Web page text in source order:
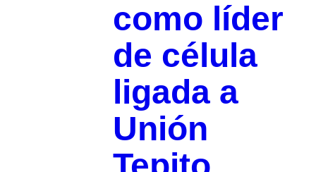
como líder
de célula
ligada a
Unión